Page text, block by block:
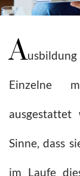
A
Einzelne
Sinne, dass
im Laufe